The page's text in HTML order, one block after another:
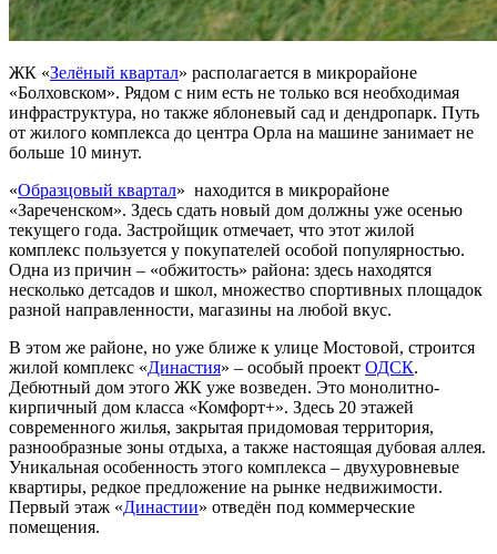
ЖК «Зелёный квартал» располагается в микрорайоне
«Болховском». Рядом с ним есть не только вся необходимая
инфраструктура, но также яблоневый сад и дендропарк. Путь
от жилого комплекса до центра Орла на машине занимает не
больше 10 минут.
«Образцовый квартал» находится в микрорайоне
«Зареченском». Здесь сдать новый дом должны уже осенью
текущего года. Застройщик отмечает, что этот жилой
комплекс пользуется у покупателей особой популярностью.
Одна из причин – «обжитость» района: здесь находятся
несколько детсадов и школ, множество спортивных площадок
разной направленности, магазины на любой вкус.
В этом же районе, но уже ближе к улице Мостовой, строится
жилой комплекс «Династия» – особый проект ОДСК.
Дебютный дом этого ЖК уже возведен. Это монолитно-
кирпичный дом класса «Комфорт+». Здесь 20 этажей
современного жилья, закрытая придомовая территория,
разнообразные зоны отдыха, а также настоящая дубовая аллея.
Уникальная особенность этого комплекса – двухуровневые
квартиры, редкое предложение на рынке недвижимости.
Первый этаж «Династии» отведён под коммерческие
помещения.